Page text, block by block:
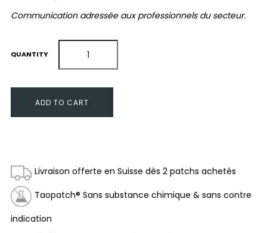
Communication adressée aux professionnels du secteur.
QUANTITY
ADD TO CART
Livraison offerte en Suisse dès 2 patchs achetés
Taopatch® Sans substance chimique & sans contre
indication